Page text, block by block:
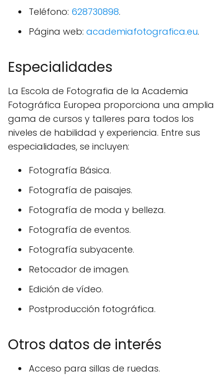
Teléfono: 628730898.
Página web: academiafotografica.eu.
Especialidades
La Escola de Fotografia de la Academia
Fotográfica Europea proporciona una amplia
gama de cursos y talleres para todos los
niveles de habilidad y experiencia. Entre sus
especialidades, se incluyen:
Fotografía Básica.
Fotografía de paisajes.
Fotografía de moda y belleza.
Fotografía de eventos.
Fotografía subyacente.
Retocador de imagen.
Edición de vídeo.
Postproducción fotográfica.
Otros datos de interés
Acceso para sillas de ruedas.